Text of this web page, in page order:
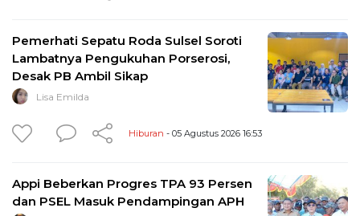
Pemerhati Sepatu Roda Sulsel Soroti
Lambatnya Pengukuhan Porserosi,
Desak PB Ambil Sikap
Lisa Emilda
Hiburan - 05 Agustus 2026 16:53
Appi Beberkan Progres TPA 93 Persen
dan PSEL Masuk Pendampingan APH